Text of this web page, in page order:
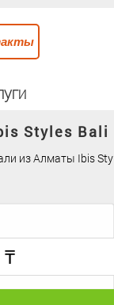
Styles Bali
из Алматы Ibis
₸